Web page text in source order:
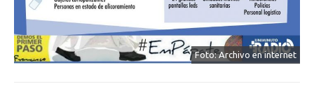
Foto: Archivo en internet